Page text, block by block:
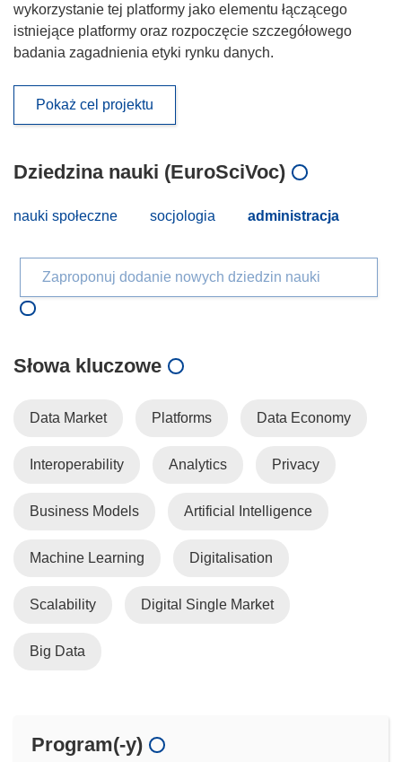
wykorzystanie tej platformy jako elementu łączącego
istniejące platformy oraz rozpoczęcie szczegółowego
badania zagadnienia etyki rynku danych.
Pokaż cel projektu
Dziedzina nauki (EuroSciVoc)
nauki społeczne socjologia administracja
Zaproponuj dodanie nowych dziedzin nauki
Słowa kluczowe
Data Market Platforms Data Economy
Interoperability Analytics Privacy
Business Models Artificial Intelligence
Machine Learning Digitalisation
Scalability Digital Single Market
Big Data
Program(-y)